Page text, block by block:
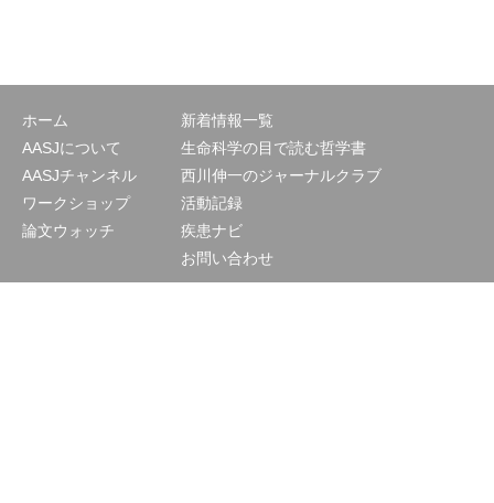
ホーム
AASJについて
AASJチャンネル
ワークショップ
論文ウォッチ
新着情報一覧
生命科学の目で読む哲学書
西川伸一のジャーナルクラブ
活動記録
疾患ナビ
お問い合わせ